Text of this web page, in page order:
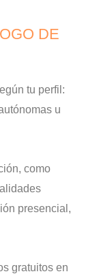
DE
tu perfil:
u
como
presencial,
gratuitos en